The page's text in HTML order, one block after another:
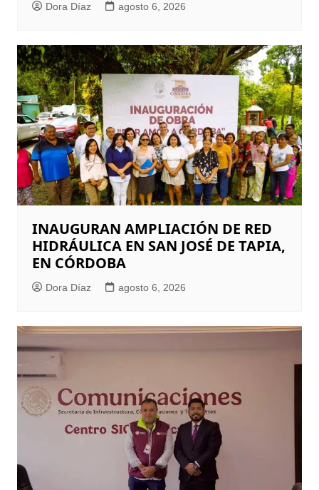
Dora Díaz agosto 6, 2026
INAUGURAN AMPLIACIÓN DE RED
HIDRÁULICA EN SAN JOSÉ DE TAPIA,
EN CÓRDOBA
Dora Díaz agosto 6, 2026